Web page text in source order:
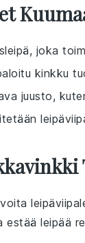
joka
kinkku
juusto,
voita
estää leipää